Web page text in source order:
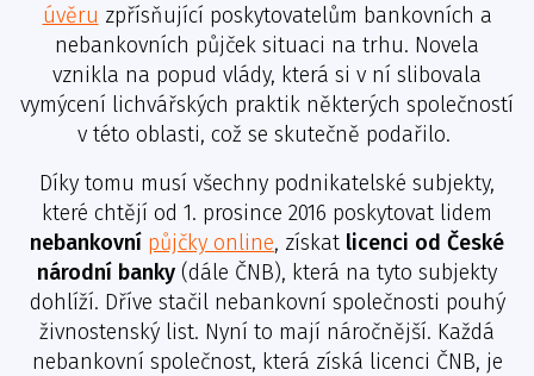
úvěru zpřísňující poskytovatelům bankovních a
nebankovních půjček situaci na trhu. Novela
vznikla na popud vlády, která si v ní slibovala
vymýcení lichvářských praktik některých společností
v této oblasti, což se skutečně podařilo.
Díky tomu musí všechny podnikatelské subjekty,
které chtějí od 1. prosince 2016 poskytovat lidem
nebankovní půjčky online, získat licenci od České
národní banky (dále ČNB), která na tyto subjekty
dohlíží. Dříve stačil nebankovní společnosti pouhý
živnostenský list. Nyní to mají náročnější. Každá
nebankovní společnost, která získá licenci ČNB, je